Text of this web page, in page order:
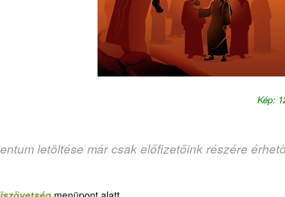
Kép:
letöltése már csak előfizetőink részére